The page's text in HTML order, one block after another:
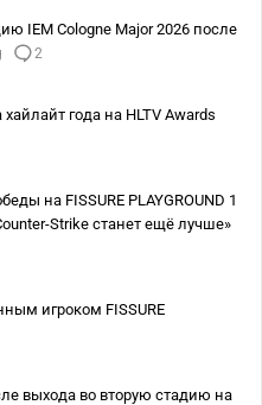
IEM Cologne Major 2026 после
2
года на HLTV Awards
на FISSURE PLAYGROUND 1
Strike станет ещё лучше»
игроком FISSURE
выхода во вторую стадию на